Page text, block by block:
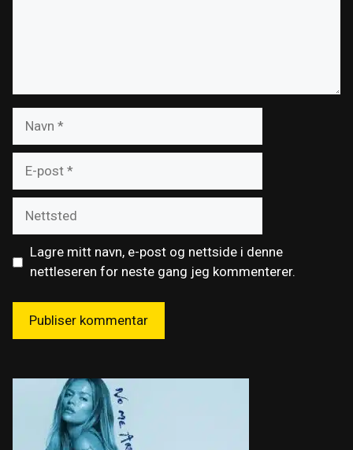
post
Lagre mitt navn, e-post og nettside i denne
nettleseren for neste gang jeg kommenterer.